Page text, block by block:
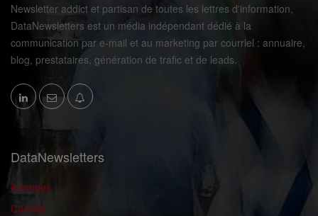
Newsletter addict et partisan de toutes les lettres d'information,
DataNewsletters est un média indépendant dédié à la
communication par e-mail et au marketing par courriel : annuaire,
blog, prestataires, génération de trafic et de leads.
DataNewsletters
A propos
Contact